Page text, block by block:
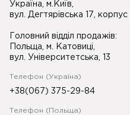
Україна, м.Київ,
вул. Дегтярівська 17, корпус 1
Головний відділ продажів:
Польща, м. Катовиці,
вул. Університетська, 13
Телефон (Україна)
+38(067) 375-29-84
Телефон (Польща)